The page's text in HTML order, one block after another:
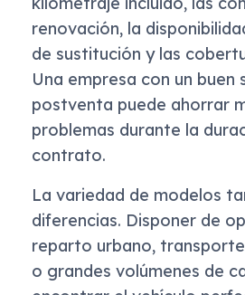
renovación, la
de sustitución y las
Una empresa con un buen
postventa puede ahorrar
problemas durante la
contrato.
La variedad de modelos
diferencias. Disponer de
reparto urbano,
o grandes volúmenes de